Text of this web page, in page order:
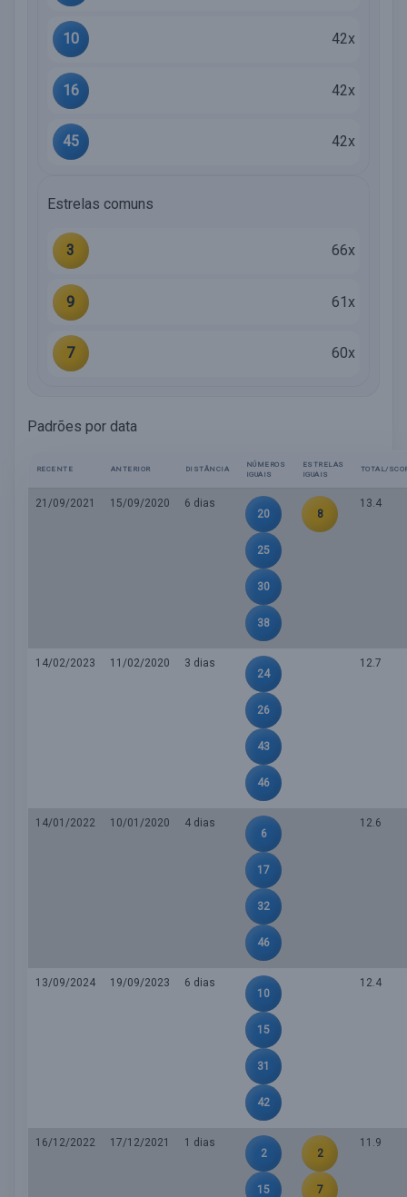
10 42x
16 42x
45 42x
Estrelas comuns
3 66x
9 61x
7 60x
Padrões por data
RECENTE ANTERIOR DISTÂNCIA
NÚMEROS
IGUAIS
ESTRELAS
IGUAIS
TOTAL/
21/09/2021 15/09/2020
6 dias
20
25
30
38
8
13.4
14/02/2023 11/02/2020
3 dias
24
26
43
46
12.7
14/01/2022 10/01/2020
4 dias
6
17
32
46
12.6
13/09/2024 19/09/2023
6 dias
10
15
31
42
12.4
16/12/2022 17/12/2021
1 dias
2
15
2
7
11.9